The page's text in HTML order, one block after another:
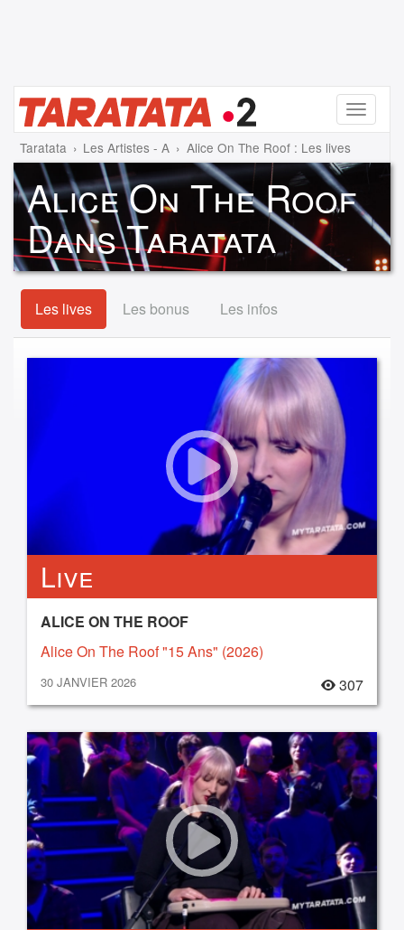
Menu
Taratata Les Artistes - A Alice On The Roof : Les lives
Alice On The Roof
Dans Taratata
Les lives Les bonus Les infos
Live
ALICE ON THE ROOF
Alice On The Roof "15 Ans" (2026)
30 JANVIER 2026 307